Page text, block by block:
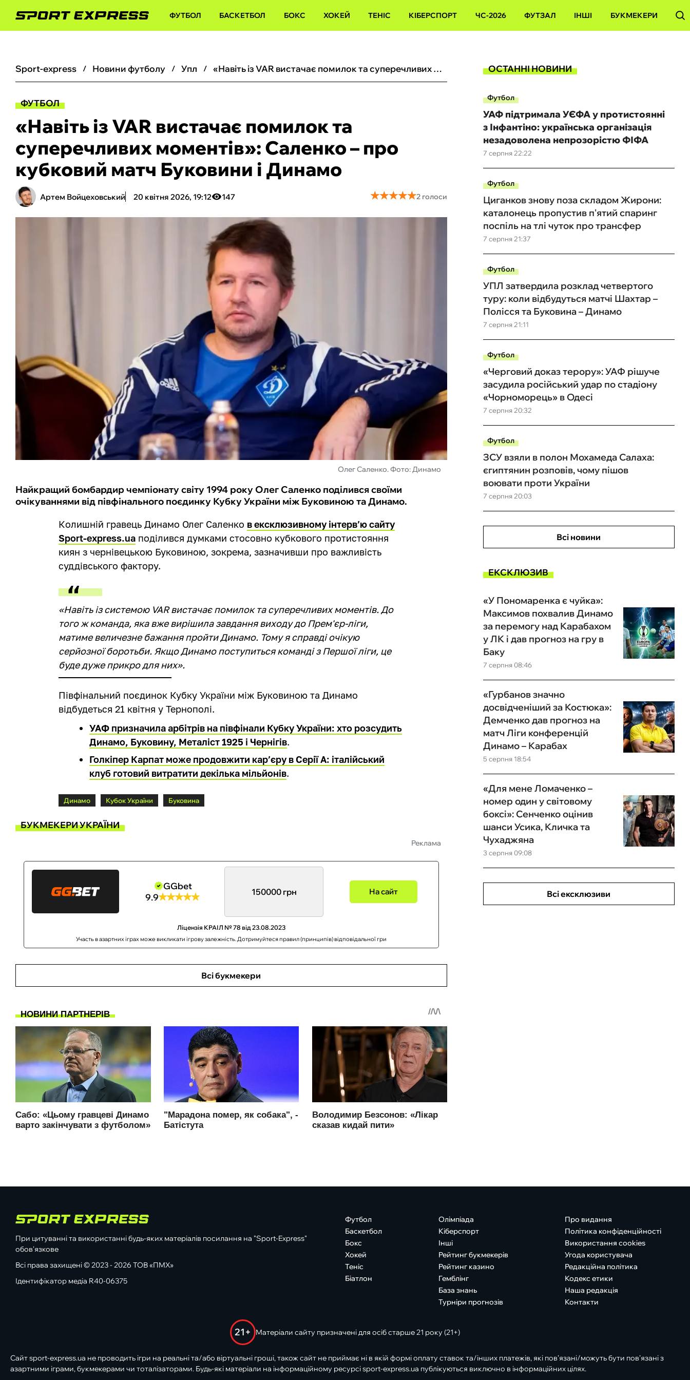
ФУТБОЛ БАСКЕТБОЛ БОКС ХОКЕЙ ТЕНІС КІБЕРСПОРТ ЧС-2026 ФУТЗАЛ ІНШІ БУКМЕКЕРИ
sport-express новини футболу упл «Навіть із VAR вистачає помилок та суперечливих моментів»: Саленко – про кубковий матч Буковини і Динамо
ФУТБОЛ
«Навіть із VAR вистачає помилок та
суперечливих моментів»: Саленко – про
кубковий матч Буковини і Динамо
Артем Войцеховський 20 квітня 2026, 19:12 147 ★★★★★
★★★★★2 голоси
Олег Саленко. Фото: Динамо
Найкращий бомбардир чемпіонату світу 1994 року Олег Саленко поділився своїми
очікуваннями від півфінального поєдинку Кубку України між Буковиною та Динамо.
Колишній гравець Динамо Олег Саленко в ексклюзивному інтерв’ю сайту
Sport-express.ua поділився думками стосовно кубкового протистояння
киян з чернівецькою Буковиною, зокрема, зазначивши про важливість
суддівського фактору.
«Навіть із системою VAR вистачає помилок та суперечливих моментів. До
того ж команда, яка вже вирішила завдання виходу до Прем'єр-ліги,
матиме величезне бажання пройти Динамо. Тому я справді очікую
серйозної боротьби. Якщо Динамо поступиться команді з Першої ліги, це
буде дуже прикро для них».
Півфінальний поєдинок Кубку України між Буковиною та Динамо
відбудеться 21 квітня у Тернополі.
УАФ призначила арбітрів на півфінали Кубку України: хто розсудить
Динамо, Буковину, Металіст 1925 і Чернігів.
Голкіпер Карпат може продовжити кар’єру в Серії А: італійський
клуб готовий витратити декілька мільйонів.
Динамо Кубок України Буковина
БУКМЕКЕРИ УКРАЇНИ
Реклама
GGbet
9.9
150000 грн На сайт
Ліцензія КРАІЛ № 78 від 23.08.2023
Участь в азартних іграх може викликати ігрову залежність. Дотримуйтеся правил (принципів) відповідальної гри
Всі букмекери
ОСТАННІ НОВИНИ
Футбол
7 серпня 22:22
УАФ підтримала УЄФА у протистоянні
з Інфантіно: українська організація
незадоволена непрозорістю ФІФА
Футбол
7 серпня 21:37
Циганков знову поза складом Жирони:
каталонець пропустив п'ятий спаринг
поспіль на тлі чуток про трансфер
Футбол
7 серпня 21:11
УПЛ затвердила розклад четвертого
туру: коли відбудуться матчі Шахтар –
Полісся та Буковина – Динамо
Футбол
7 серпня 20:32
«Черговий доказ терору»: УАФ рішуче
засудила російський удар по стадіону
«Чорноморець» в Одесі
Футбол
7 серпня 20:03
ЗСУ взяли в полон Мохамеда Салаха:
єгиптянин розповів, чому пішов
воювати проти України
Всі новини
ЕКСКЛЮЗИВ
7 серпня 08:46
«У Пономаренка є чуйка»:
Максимов похвалив Динамо
за перемогу над Карабахом
у ЛК і дав прогноз на гру в
Баку
5 серпня 18:54
«Гурбанов значно
досвідченіший за Костюка»:
Демченко дав прогноз на
матч Ліги конференцій
Динамо – Карабах
3 серпня 09:08
«Для мене Ломаченко –
номер один у світовому
боксі»: Сенченко оцінив
шанси Усика, Кличка та
Чухаджяна
Всі ексклюзиви
При цитуванні та використанні будь-яких матеріалів посилання на "Sport-Express"
обов'язкове
Всі права захищені © 2023 - 2026 ТОВ «ПМХ»
Ідентифікатор медіа R40-06375
Футбол
Баскетбол
Бокс
Хокей
Теніс
Біатлон
Олімпіада
Кіберспорт
Інші
Рейтинг букмекерів
Рейтинг казино
Гемблінг
База знань
Турніри прогнозів
Про видання
Політика конфіденційності
Використання cookies
Угода користувача
Редакційна політика
Кодекс етики
Наша редакція
Контакти
21+ Матеріали сайту призначені для осіб старше 21 року (21+)
Сайт sport-express.ua не проводить ігри на реальні та/або віртуальні гроші, також сайт не приймає ні в якій формі оплату ставок та/інших платежів, які пов’язані/можуть бути пов’язані з
азартними іграми, букмекерами чи тоталізаторами. Будь-які матеріали на інформаційному ресурсі sport-express.ua публікуються виключно в інформаційних цілях.